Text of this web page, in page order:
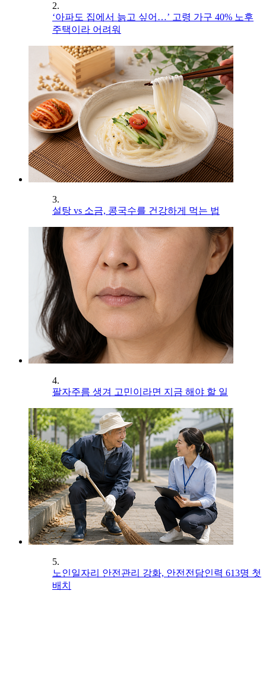
2.
‘아파도 집에서 늙고 싶어…’ 고령 가구 40% 노후
주택이라 어려워
3.
설탕 vs 소금, 콩국수를 건강하게 먹는 법
4.
팔자주름 생겨 고민이라면 지금 해야 할 일
5.
노인일자리 안전관리 강화, 안전전담인력 613명 첫
배치